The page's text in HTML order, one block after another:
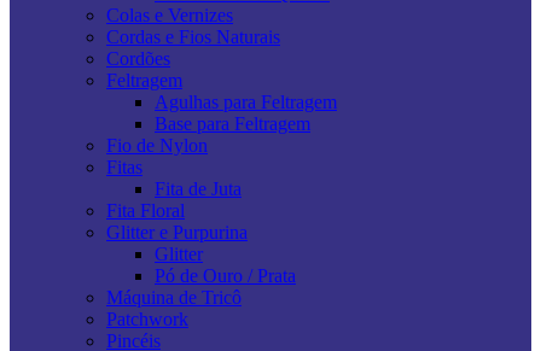
Colas e Vernizes
Cordas e Fios Naturais
Cordões
Feltragem
Agulhas para Feltragem
Base para Feltragem
Fio de Nylon
Fitas
Fita de Juta
Fita Floral
Glitter e Purpurina
Glitter
Pó de Ouro / Prata
Máquina de Tricô
Patchwork
Pincéis